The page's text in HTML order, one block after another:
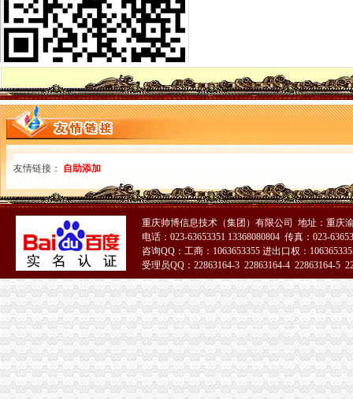
关于进出口收发货人年审的办理
2014三、办理海关《进出口货物收发货人》注册登记变更手续须知和相
进口红酒怎样做收发货人备案,标签备案代理-供应信息-环球经贸网
进出口收发货人注册登记
代办货物进出口权代办海关登记证多少钱-爱喇叭网
义乌外贸公司注册进出口收发货人注册登记【今日推荐网-金华工商/税
进出口收/发货人海关备案如何办理？提交哪些材料？
海口海关>办事服务>场景式服务>货物通关>进出口货物收发货人变
进出口收发货人报关注册注销须知-经验分享-中国物流人论坛锦程物
电子口岸里的海关进出口收发货人年报怎么做|轻纺外贸-绍兴E网论坛
中华共和国海关进出口货物收发货人报关-深圳市恒鑫丰实业有限
我公司现已成功获批《海关进出口货物登记证书》_安徽环瑞电热器材
虎门港进口PET回收料海关报关规定|仓储报关_云同盟
专业进出口权办理费用及流程详细说明-广州58同城
河南自贸区进出口公司注册流程及进出口权办理指南_搜狐财经_搜狐网
龙岗区海关登记证办理条件
海关收发货人登记证书
变更收发货人报关注册登记证书的…-海关百问
海关办理进出口收发货人注册登记及换证所需的资料,2010年|,2010
企业的《中华共和国海关进出口货物收发货人报关注册登记证书》
我公司已经取得进出口收发货人报关登记证书,下一步在海关电子口
海关进出口货物收发货人登记证是什么啊？（页1）-外贸单证-福步
收发货人报关注册登记证书有效期过期怎么办？-咨询-中国海关律师网
友情链接： 自助添加
重庆帅博信息技术（集团）有限公司 地址：重庆
电话：023-63653351 13368080804 传真：023-
咨询QQ：工商：1063653355 进出口权：
受理员QQ：22863164-3 22863164-4 22863164-5